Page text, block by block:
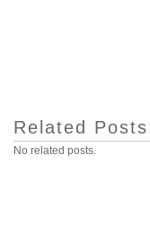
Related
No related posts.